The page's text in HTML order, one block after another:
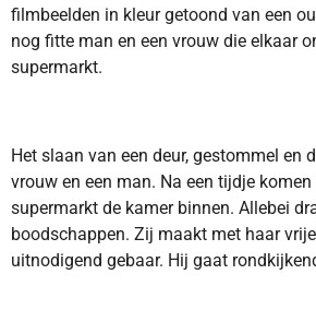
filmbeelden in kleur getoond van een
nog fitte man en een vrouw die elkaar
supermarkt.
Het slaan van een deur, gestommel en
vrouw en een man. Na een tijdje
supermarkt de kamer binnen. Allebei
boodschappen. Zij maakt met haar
uitnodigend gebaar. Hij gaat